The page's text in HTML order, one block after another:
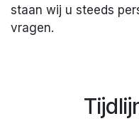
staan wij u steeds
vragen.